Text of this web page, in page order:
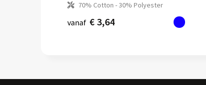
70% Cotton - 30% Polyester
vanaf € 3,64